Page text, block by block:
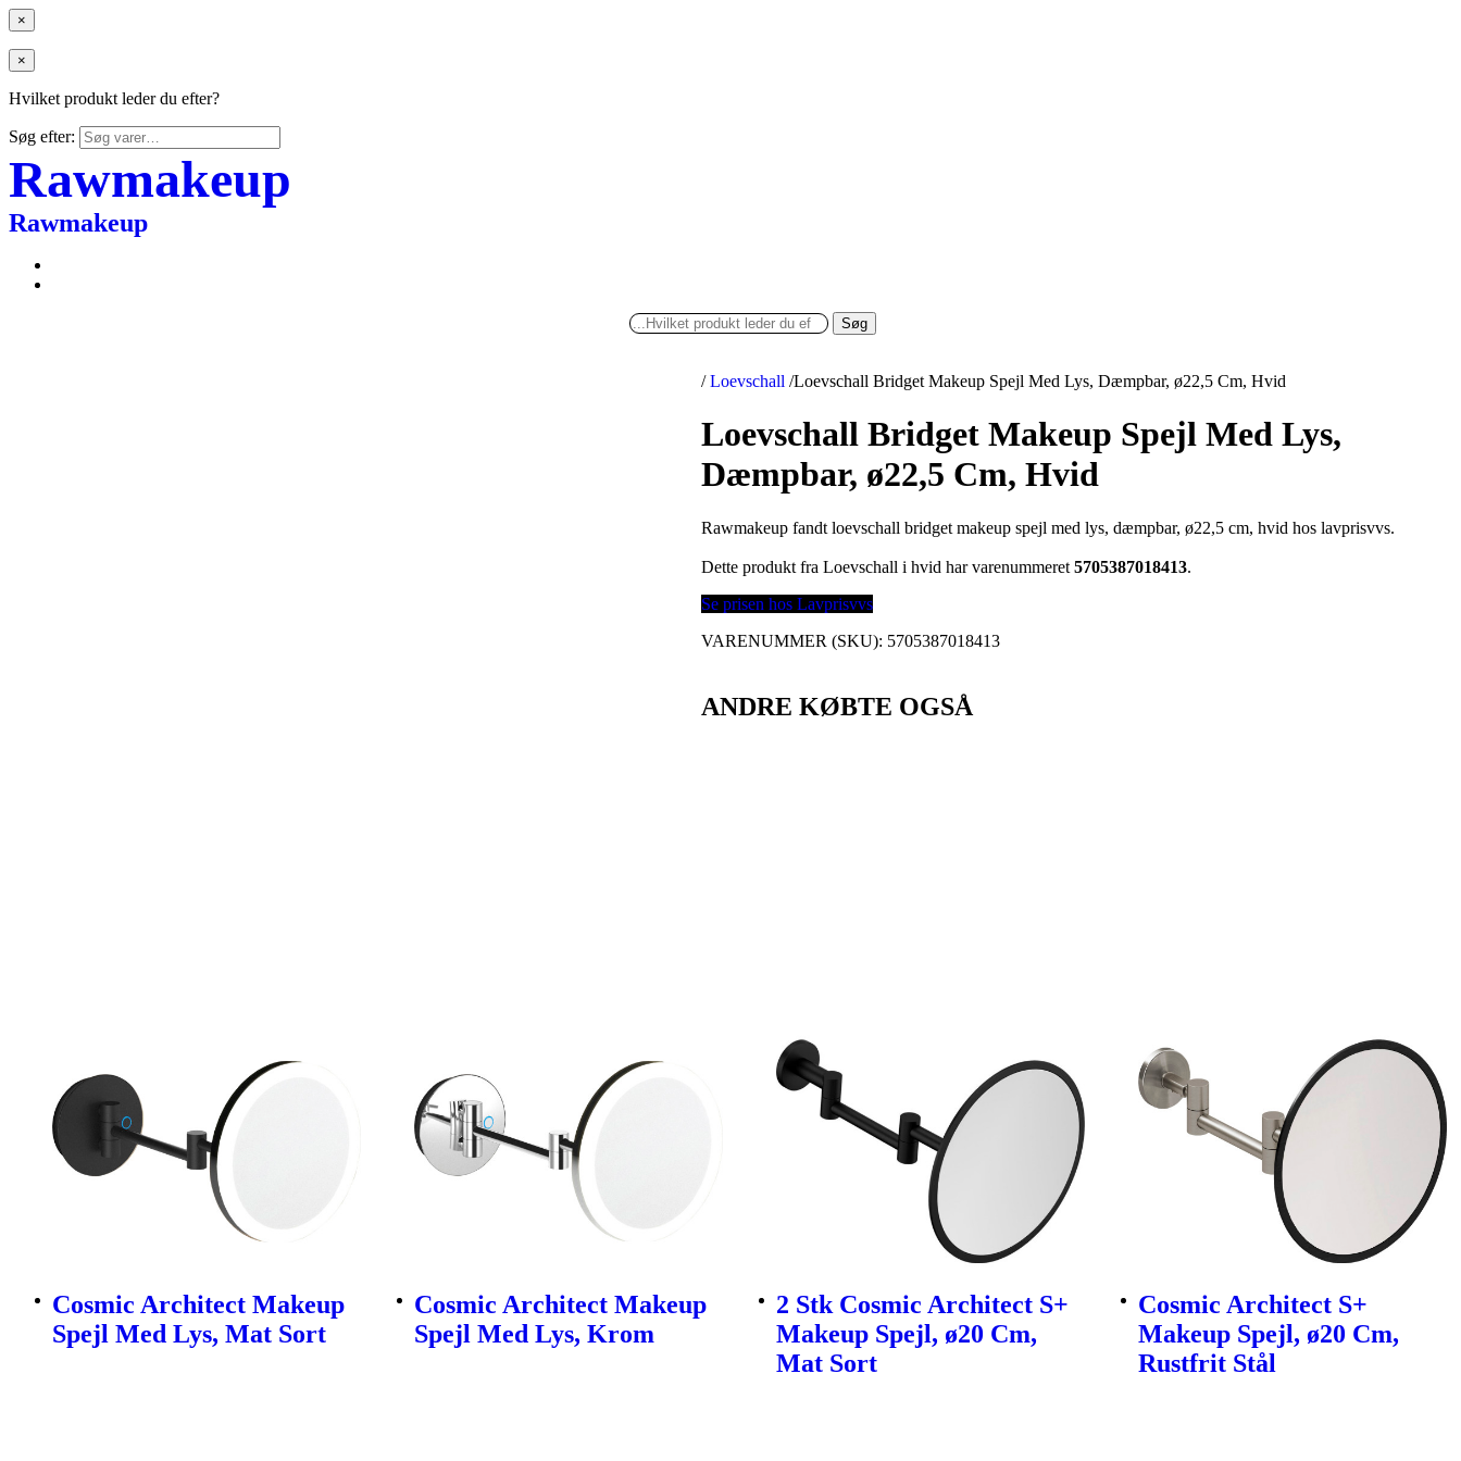
×
×
Hvilket produkt leder du efter?
Søg efter:
Rawmakeup
Rawmakeup
Søg
/ Loevschall /Loevschall Bridget Makeup Spejl Med Lys, Dæmpbar, ø22,5 Cm, Hvid
Loevschall Bridget Makeup Spejl Med Lys,
Dæmpbar, ø22,5 Cm, Hvid
Rawmakeup fandt loevschall bridget makeup spejl med lys, dæmpbar, ø22,5 cm, hvid hos lavprisvvs.
Dette produkt fra Loevschall i hvid har varenummeret5705387018413.
Se prisen hos Lavprisvvs
VARENUMMER (SKU): 5705387018413
ANDRE KØBTE OGSÅ
Cosmic Architect Makeup
Spejl Med Lys, Mat Sort
Cosmic Architect Makeup
Spejl Med Lys, Krom
2 Stk Cosmic Architect S+
Makeup Spejl, ø20 Cm,
Mat Sort
Cosmic Architect S+
Makeup Spejl, ø20 Cm,
Rustfrit Stål